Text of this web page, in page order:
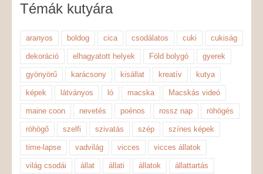
Témák kutyára
aranyos boldog cica csodálatos cuki cukiság
dekoráció elhagyatott helyek Föld bolygó gyerek
gyönyörű karácsony kisállat kreatív kutya
képek látványos ló macska Macskás videó
maine coon nevetés poénos rossz nap röhögés
röhögő szelfi szivatás szép színes képek
time-lapse vadvilág vicces vicces állatok
világ csodái állat állati állatok állattartás